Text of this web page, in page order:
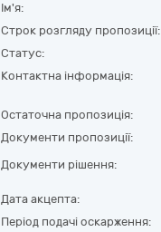
Ім'я:
Строк розгляду пропозиції:
Статус:
Контактна інформація:
Остаточна пропозиція:
Документи пропозиції:
Документи рішення:
Дата акцепта:
Період подачі оскарження: